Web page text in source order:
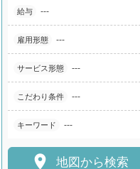
給与 ---
雇用形態 ---
サービス形態 ---
こだわり条件 ---
キーワード ---
 地図から検索